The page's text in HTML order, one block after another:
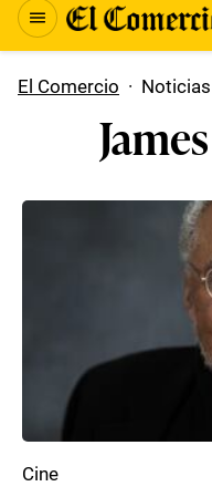
El Comercio · Noticias
Cine